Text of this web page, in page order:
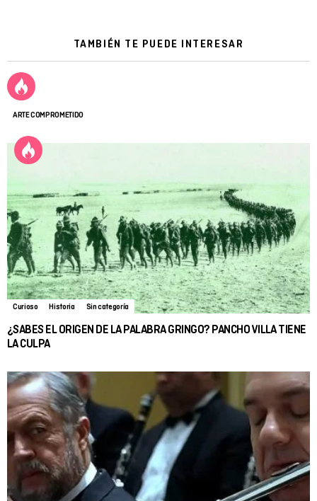
TAMBIÉN TE PUEDE INTERESAR
ARTE COMPROMETIDO
Curioso Historia Sin categoría
¿SABES EL ORIGEN DE LA PALABRA GRINGO? PANCHO VILLA TIENE
LA CULPA